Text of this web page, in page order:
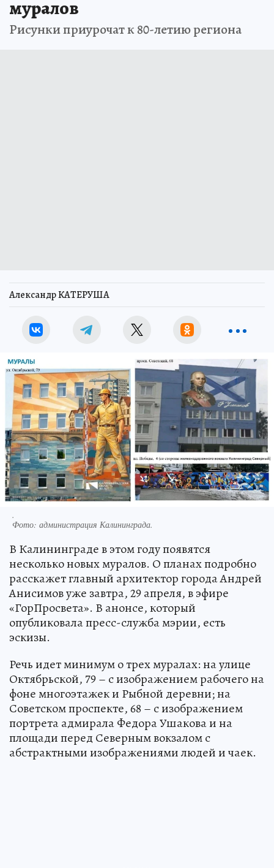
муралов
Рисунки приурочат к 80-летию региона
Александр КАТЕРУША
.
Фото: администрация Калининграда.
В Калининграде в этом году появятся
несколько новых муралов. О планах подробно
расскажет главный архитектор города Андрей
Анисимов уже завтра, 29 апреля, в эфире
«ГорПросветa». В анонсе, который
опубликовала пресс-служба мэрии, есть
эскизы.
Речь идет минимум о трех муралах: на улице
Октябрьской, 79 – с изображением рабочего на
фоне многоэтажек и Рыбной деревни; на
Советском проспекте, 68 – с изображением
портрета адмирала Федора Ушакова и на
площади перед Северным вокзалом с
абстрактными изображениями людей и чаек.